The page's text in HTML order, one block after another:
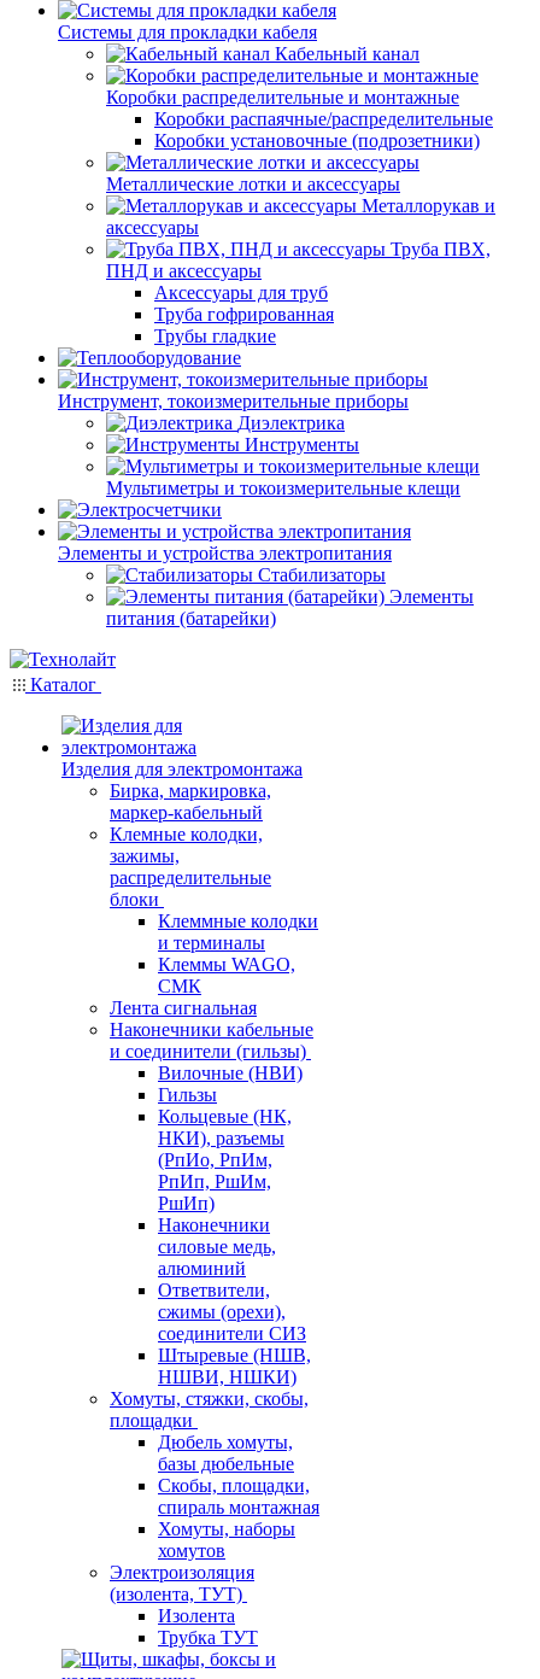
Системы для прокладки кабеля
Кабельный канал
Коробки распределительные и монтажные
Коробки распаячные/распределительные
Коробки установочные (подрозетники)
Металлические лотки и аксессуары
Металлорукав и
аксессуары
Труба ПВХ,
ПНД и аксессуары
Аксессуары для труб
Труба гофрированная
Трубы гладкие
Инструмент, токоизмерительные приборы
Диэлектрика
Инструменты
Мультиметры и токоизмерительные клещи
Элементы и устройства электропитания
Стабилизаторы
Элементы
питания (батарейки)
Каталог
Изделия для электромонтажа
Бирка, маркировка,
маркер-кабельный
Клемные колодки,
зажимы,
распределительные
блоки
Клеммные колодки
и терминалы
Клеммы WAGO,
СМК
Лента сигнальная
Наконечники кабельные
и соединители (гильзы)
Вилочные (НВИ)
Гильзы
Кольцевые (НК,
НКИ), разъемы
(РпИо, РпИм,
РпИп, РшИм,
РшИп)
Наконечники
силовые медь,
алюминий
Ответвители,
сжимы (орехи),
соединители СИЗ
Штыревые (НШВ,
НШВИ, НШКИ)
Хомуты, стяжки, скобы,
площадки
Дюбель хомуты,
базы дюбельные
Скобы, площадки,
спираль монтажная
Хомуты, наборы
хомутов
Электроизоляция
(изолента, ТУТ)
Изолента
Трубка ТУТ